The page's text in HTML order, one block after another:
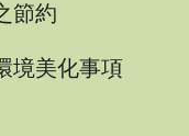
節約
境美化事項